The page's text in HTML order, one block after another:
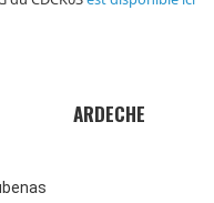
ARDECHE